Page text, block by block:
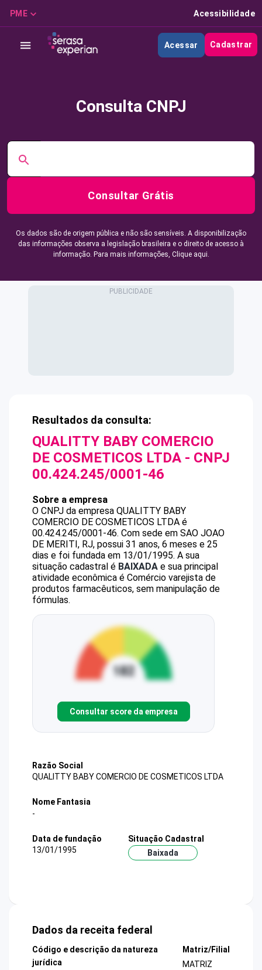
PME Acessibilidade
Acessar Cadastrar
Consulta CNPJ
Consultar Grátis
Os dados são de origem pública e não são sensíveis. A disponibilização
das informações observa a legislação brasileira e o direito de acesso à
informação. Para mais informações, Clique aqui.
Resultados da consulta:
QUALITTY BABY COMERCIO
DE COSMETICOS LTDA - CNPJ
00.424.245/0001-46
Sobre a empresa
O CNPJ da empresa QUALITTY BABY
COMERCIO DE COSMETICOS LTDA é
00.424.245/0001-46. Com sede em SAO JOAO
DE MERITI, RJ, possui 31 anos, 6 meses e 25
dias e foi fundada em 13/01/1995. A sua
situação cadastral é BAIXADA e sua principal
atividade econômica é Comércio varejista de
produtos farmacêuticos, sem manipulação de
fórmulas.
Consultar score da empresa
Razão Social
QUALITTY BABY COMERCIO DE COSMETICOS LTDA
Nome Fantasia
-
Data de fundação
13/01/1995
Situação Cadastral
Baixada
Dados da receita federal
Código e descrição da natureza
jurídica
Matriz/Filial
MATRIZ